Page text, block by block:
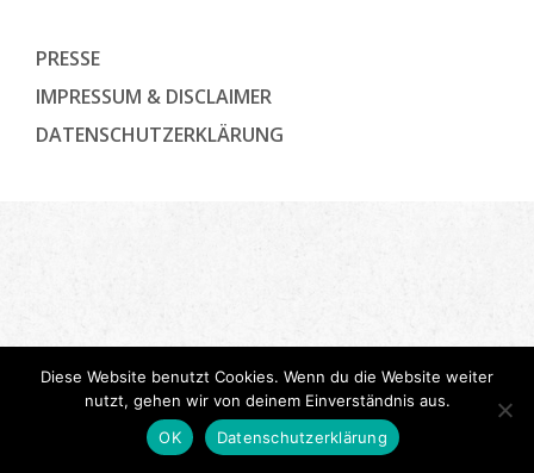
PRESSE
IMPRESSUM & DISCLAIMER
DATENSCHUTZ­ERKLÄRUNG
Diese Website benutzt Cookies. Wenn du die Website weiter
nutzt, gehen wir von deinem Einverständnis aus.
OK
Datenschutzerklärung